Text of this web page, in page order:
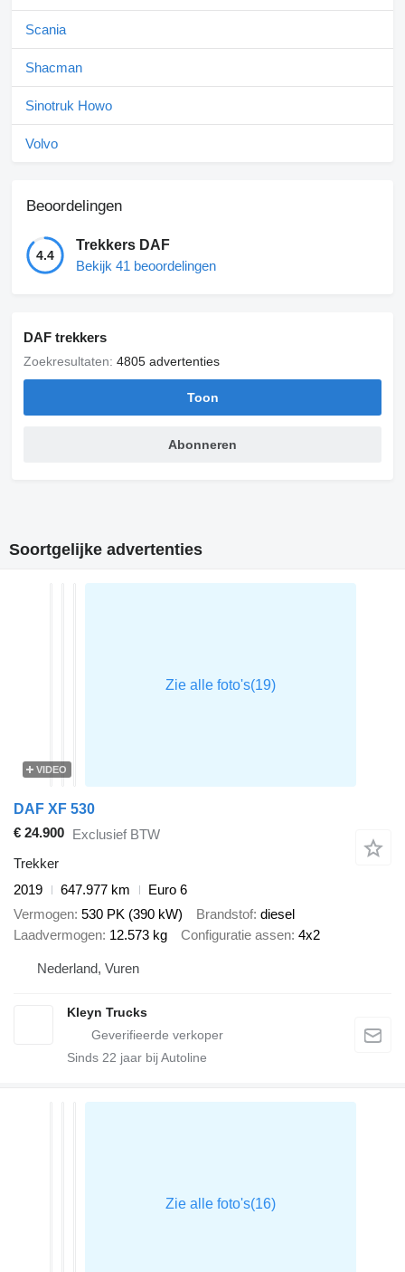
Scania
Shacman
Sinotruk Howo
Volvo
Beoordelingen
4.4
Trekkers DAF
Bekijk 41 beoordelingen
DAF trekkers
Zoekresultaten: 4805 advertenties
Toon
Abonneren
Soortgelijke advertenties
VIDEO
DAF XF 530
€ 24.900 Exclusief BTW
Trekker
2019
647.977 km
Euro 6
Vermogen 530 PK (390 kW) Brandstof diesel
Laadvermogen 12.573 kg Configuratie assen 4x2
Nederland, Vuren
Kleyn Trucks
Sinds 22 jaar bij Autoline